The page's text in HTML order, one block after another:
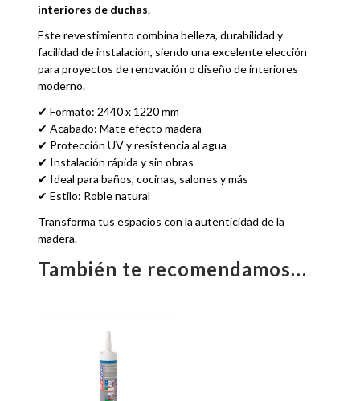
interiores de duchas.
Este revestimiento combina belleza, durabilidad y
facilidad de instalación, siendo una excelente elección
para proyectos de renovación o diseño de interiores
moderno.
✔ Formato: 2440 x 1220 mm
✔ Acabado: Mate efecto madera
✔ Protección UV y resistencia al agua
✔ Instalación rápida y sin obras
✔ Ideal para baños, cocinas, salones y más
✔ Estilo: Roble natural
Transforma tus espacios con la autenticidad de la
madera.
También te recomendamos…